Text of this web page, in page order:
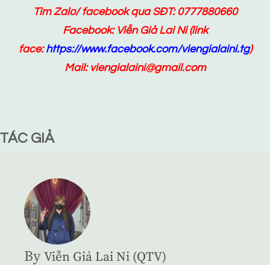
Tìm Zalo/ facebook qua SĐT: 0777880660
Facebook: Viễn Giả Lai Ni(link
face:https://www.facebook.com/viengialaini.tg)
Mail: viengialaini@gmail.com
TÁC GIẢ
By Viễn Giả Lai Ni (QTV)